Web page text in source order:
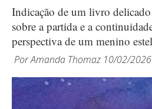
Indicação de um livro
sobre a partida e a
perspectiva de um menino
PorAmanda Thomaz 10/02/2026